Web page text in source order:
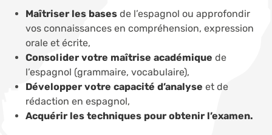
Maîtriser les bases de l’espagnol ou approfondir
vos connaissances en compréhension, expression
orale et écrite,
Consolider votre maîtrise académique de
l’espagnol (grammaire, vocabulaire),
Développer votre capacité d’analyse et de
rédaction en espagnol,
Acquérir les techniques pour obtenir l’examen.